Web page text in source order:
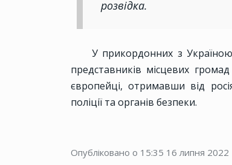
розвідка.
У прикордонних з
представників місцевих
європейці, отримавши від
поліції та органів безпеки.
Опубліковано о 15:35 16 липня 2022